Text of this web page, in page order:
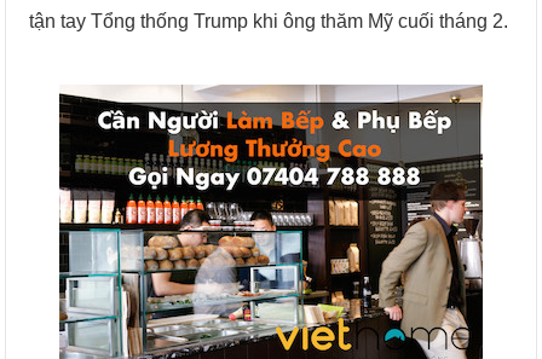
tận tay Tổng thống Trump khi ông thăm Mỹ cuối tháng 2.